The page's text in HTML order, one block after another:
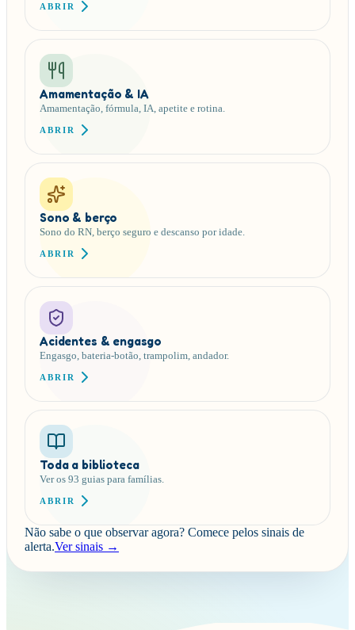
ABRIR
Amamentação & IA
Amamentação, fórmula, IA, apetite e rotina.
ABRIR
Sono & berço
Sono do RN, berço seguro e descanso por idade.
ABRIR
Acidentes & engasgo
Engasgo, bateria-botão, trampolim, andador.
ABRIR
Toda a biblioteca
Ver os 93 guias para famílias.
ABRIR
Não sabe o que observar agora? Comece pelos sinais de
alerta.Ver sinais →